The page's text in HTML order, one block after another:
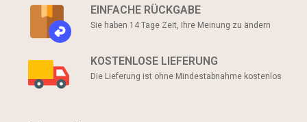
EINFACHE RÜCKGABE
Sie haben 14 Tage Zeit, Ihre Meinung zu ändern
KOSTENLOSE LIEFERUNG
Die Lieferung ist ohne Mindestabnahme kostenlos